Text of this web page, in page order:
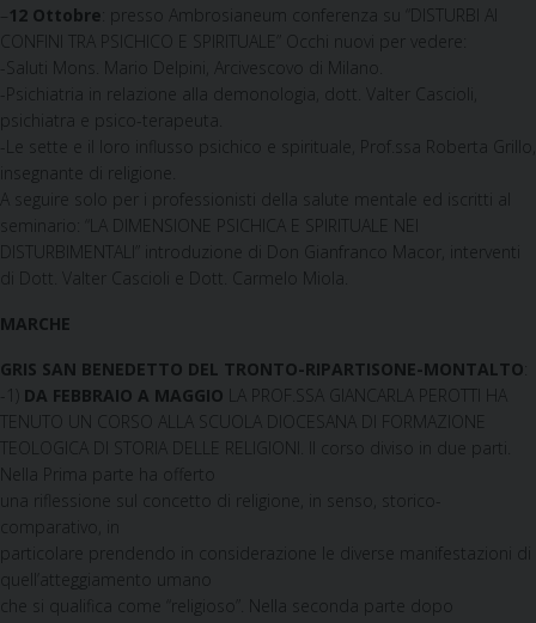
12 Ottobre : presso Ambrosianeum conferenza su “DISTURBI AI
CONFINI TRA PSICHICO E SPIRITUALE” Occhi nuovi per vedere:
-Saluti Mons. Mario Delpini, Arcivescovo di Milano.
-Psichiatria in relazione alla demonologia, dott. Valter Cascioli,
psichiatra e psico-terapeuta.
-Le sette e il loro influsso psichico e spirituale, Prof.ssa Roberta Grillo,
insegnante di religione.
A seguire solo per i professionisti della salute mentale ed iscritti al
seminario: “LA DIMENSIONE PSICHICA E SPIRITUALE NEI
DISTURBIMENTALI” introduzione di Don Gianfranco Macor, interventi
di Dott. Valter Cascioli e Dott. Carmelo Miola.
MARCHE
GRIS SAN BENEDETTO DEL TRONTO-RIPARTISONE-MONTALTO
-1) DA FEBBRAIO A MAGGIO LA PROF.SSA GIANCARLA PEROTTI HA
TENUTO UN CORSO ALLA SCUOLA DIOCESANA DI FORMAZIONE
TEOLOGICA DI STORIA DELLE RELIGIONI. Il corso diviso in due parti.
Nella Prima parte ha offerto
una riflessione sul concetto di religione, in senso, storico-
comparativo, in
particolare prendendo in considerazione le diverse manifestazioni di
quell’atteggiamento umano
che si qualifica come “religioso”. Nella seconda parte dopo